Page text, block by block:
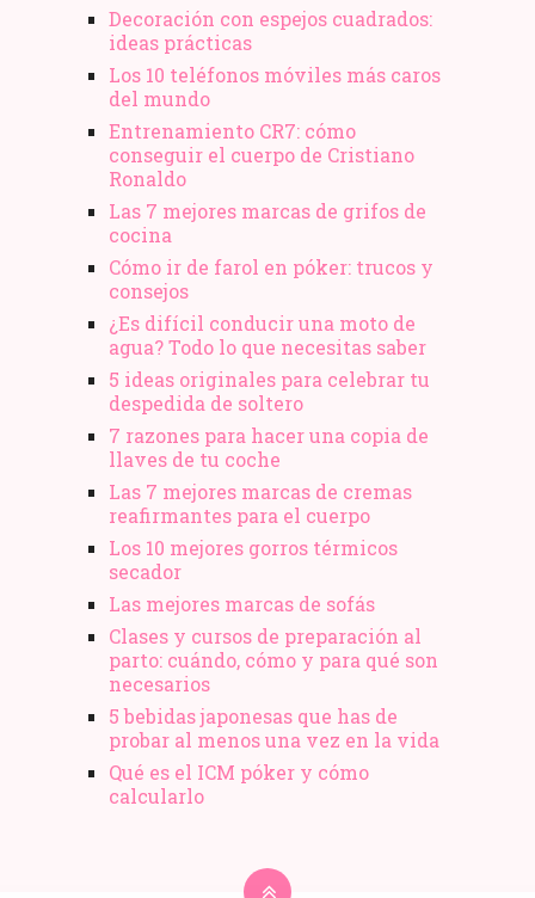
Decoración con espejos cuadrados:
ideas prácticas
Los 10 teléfonos móviles más caros
del mundo
Entrenamiento CR7: cómo
conseguir el cuerpo de Cristiano
Ronaldo
Las 7 mejores marcas de grifos de
cocina
Cómo ir de farol en póker: trucos y
consejos
¿Es difícil conducir una moto de
agua? Todo lo que necesitas saber
5 ideas originales para celebrar tu
despedida de soltero
7 razones para hacer una copia de
llaves de tu coche
Las 7 mejores marcas de cremas
reafirmantes para el cuerpo
Los 10 mejores gorros térmicos
secador
Las mejores marcas de sofás
Clases y cursos de preparación al
parto: cuándo, cómo y para qué son
necesarios
5 bebidas japonesas que has de
probar al menos una vez en la vida
Qué es el ICM póker y cómo
calcularlo